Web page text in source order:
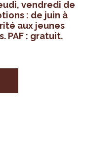
ven­dredi de
: de juin à
aux jeunes
PAF : gra­tuit.